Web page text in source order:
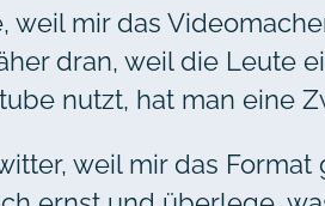
weil mir das
dran, weil die Leute
nutzt, hat man eine
weil mir das